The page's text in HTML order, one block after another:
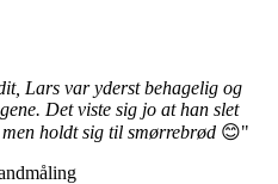
Lars var yderst behagelig og
Det viste sig jo at han slet
holdt sig til smørrebrød 😊"